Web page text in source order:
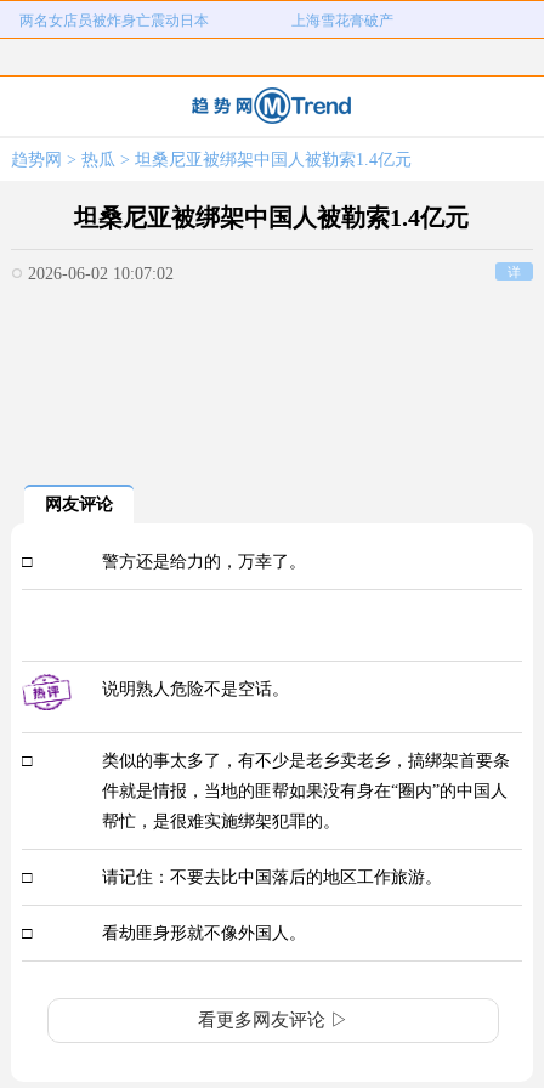
女子用漏洞0元买了3千台电器 直播自杀日本女网红已身亡
员工用代码17小时删光公司89TB数据 急诊医生漏诊致患儿死亡获刑1年
趋势网 > 热瓜 > 坦桑尼亚被绑架中国人被勒索1.4亿元
坦桑尼亚被绑架中国人被勒索1.4亿元
2026-06-02 10:07:02 详
网友评论
□ 警方还是给力的，万幸了。
说明熟人危险不是空话。
□
类似的事太多了，有不少是老乡卖老乡，搞绑架首要条
件就是情报，当地的匪帮如果没有身在“圈内”的中国人
帮忙，是很难实施绑架犯罪的。
□ 请记住：不要去比中国落后的地区工作旅游。
□ 看劫匪身形就不像外国人。
看更多网友评论 ▷